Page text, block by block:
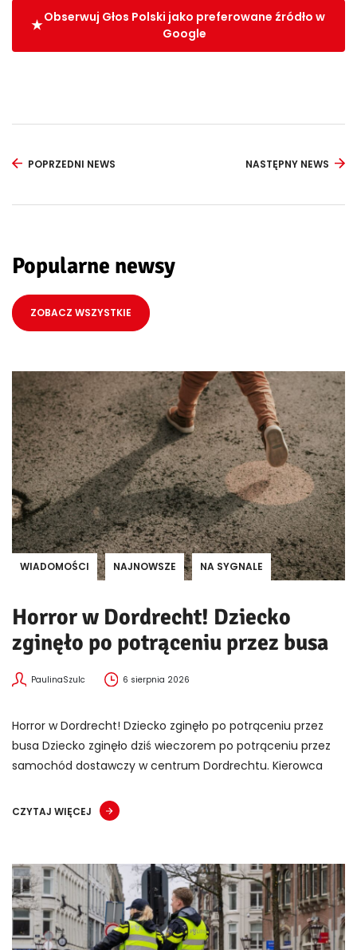
Obserwuj Głos Polski jako preferowane źródło w
Google
POPRZEDNI NEWS NASTĘPNY NEWS
Popularne newsy
ZOBACZ WSZYSTKIE
WIADOMOŚCI NAJNOWSZE NA SYGNALE
Horror w Dordrecht! Dziecko
zginęło po potrąceniu przez busa
PaulinaSzulc 6 sierpnia 2026
Horror w Dordrecht! Dziecko zginęło po potrąceniu przez
busa Dziecko zginęło dziś wieczorem po potrąceniu przez
samochód dostawczy w centrum Dordrechtu. Kierowca
CZYTAJ WIĘCEJ